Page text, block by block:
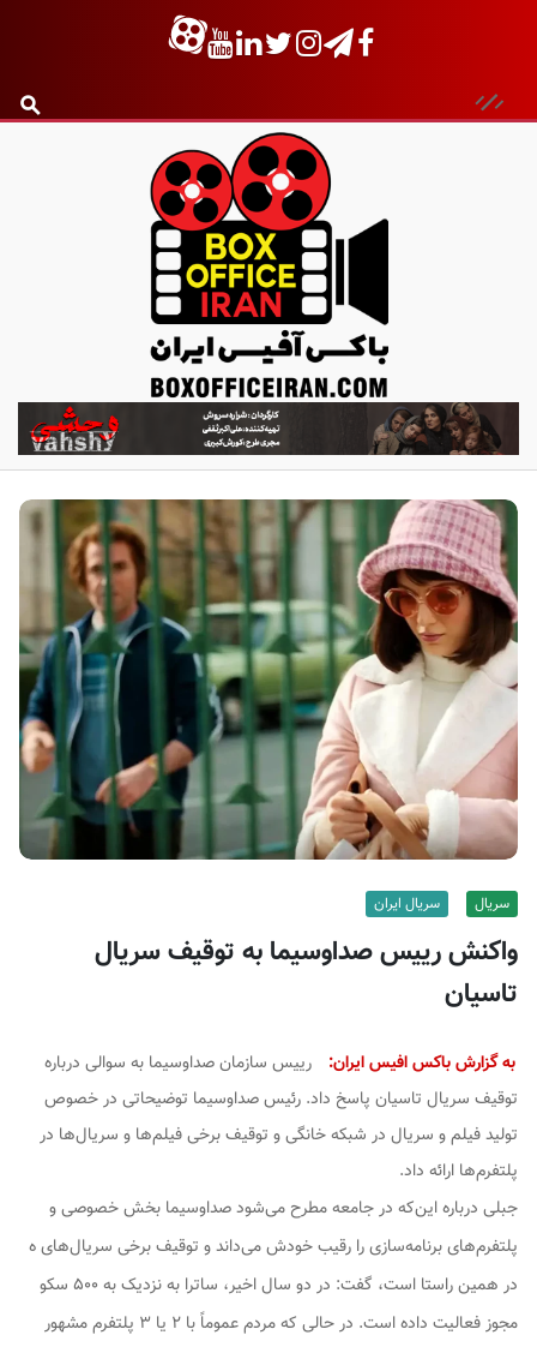
ب
ا
ک
س
آ
ف
ی
س
ی
ر
سریال سریال ایران
واکنش رییس صداوسیما به توقیف سریال
تاسیان
به گزارش باکس افیس ایران:
رییس سازمان صداوسیما به سوالی درباره
توقیف سریال تاسیان پاسخ داد. رئیس صداوسیما توضیحاتی در خصوص
تولید فیلم و سریال در شبکه خانگی و توقیف برخی فیلم‌ها و سریال‌ها در
پلتفرم‌ها ارائه داد.
جبلی درباره این‌که در جامعه مطرح می‌شود صداوسیما بخش خصوصی و
پلتفرم‌های برنامه‌سازی را رقیب خودش می‌داند و توقیف برخی سریال‌های ه
در همین راستا است، گفت: در دو سال اخیر، ساترا به نزدیک به ۵۰۰ سکو
مجوز فعالیت داده است. در حالی که مردم عموماً با ۲ یا ۳ پلتفرم مشهور